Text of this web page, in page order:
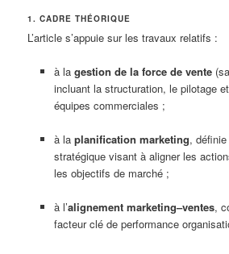
1. CADRE THÉORIQUE
L’article s’appuie sur les travaux relatifs :
à la gestion de la force de vente
incluant la structuration, le pilotage
équipes commerciales ;
à la planification marketing,
stratégique visant à aligner les
les objectifs de marché ;
à l’alignement marketing–ventes,
facteur clé de performance